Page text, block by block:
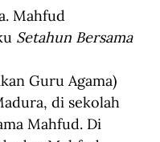
Mahfud
Setahun Bersama
Guru Agama)
di sekolah
Mahfud. Di